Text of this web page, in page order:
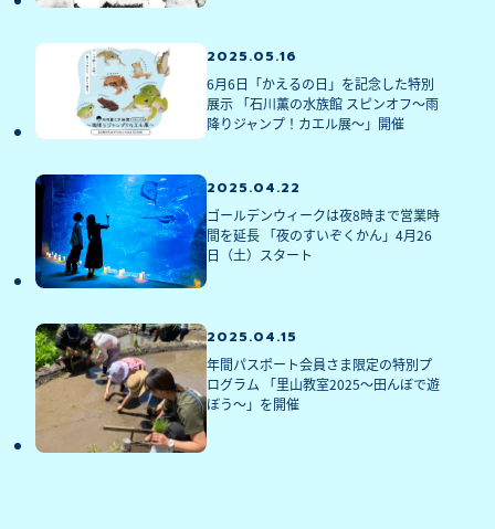
2025.05.16
6月6日「かえるの日」を記念した特別
展示 「石川薫の水族館 スピンオフ～雨
降りジャンプ！カエル展～」開催
2025.04.22
ゴールデンウィークは夜8時まで営業時
間を延長 「夜のすいぞくかん」4月26
日（土）スタート
2025.04.15
年間パスポート会員さま限定の特別プ
ログラム 「里山教室2025～田んぼで遊
ぼう～」を開催